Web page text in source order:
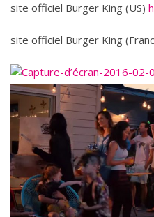
site officiel Burger King (US)
site officiel Burger King